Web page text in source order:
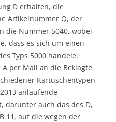
D erhalten, die
Artikelnummer Q, der
die Nummer 5040, wobei
dass es sich um einen
Typs 5000 handele.
A per Mail an die Beklagte
Kartuschentypen
anlaufende
darunter auch das des D,
11, auf die wegen der